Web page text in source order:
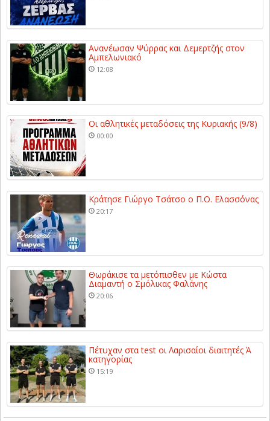
Ανανέωσαν Ψύρρας και Δεμερτζής στον
Αμπελωνιακό
12:08
Οι αθλητικές μεταδόσεις της Κυριακής (9/8)
00:00
Κράτησε Γιώργο Τσάτσο ο Π.Ο. Ελασσόνας
20:17
Θωράκισε τα μετόπισθεν με Κώστα
Διαμαντή ο Σμόλικας Φαλάνης
20:06
Πέτυχαν στα test οι Λαρισαίοι διαιτητές Ά
κατηγορίας
15:19